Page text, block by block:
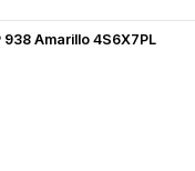
Amarillo 4S6X7PL